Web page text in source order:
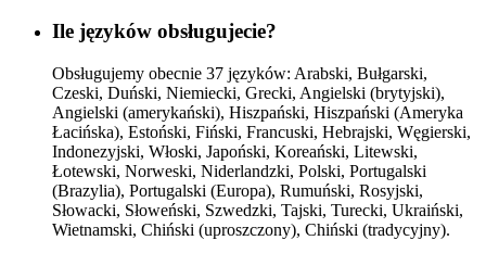
Ile języków obsługujecie?
Obsługujemy obecnie 37 języków: Arabski, Bułgarski,
Czeski, Duński, Niemiecki, Grecki, Angielski (brytyjski),
Angielski (amerykański), Hiszpański, Hiszpański (Ameryka
Łacińska), Estoński, Fiński, Francuski, Hebrajski, Węgierski,
Indonezyjski, Włoski, Japoński, Koreański, Litewski,
Łotewski, Norweski, Niderlandzki, Polski, Portugalski
(Brazylia), Portugalski (Europa), Rumuński, Rosyjski,
Słowacki, Słoweński, Szwedzki, Tajski, Turecki, Ukraiński,
Wietnamski, Chiński (uproszczony), Chiński (tradycyjny).